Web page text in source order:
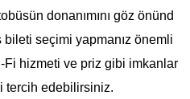
donanımını göz önünd
seçimi yapmanız önemli
Fi hizmeti ve priz gibi imkanlar
tercih edebilirsiniz.